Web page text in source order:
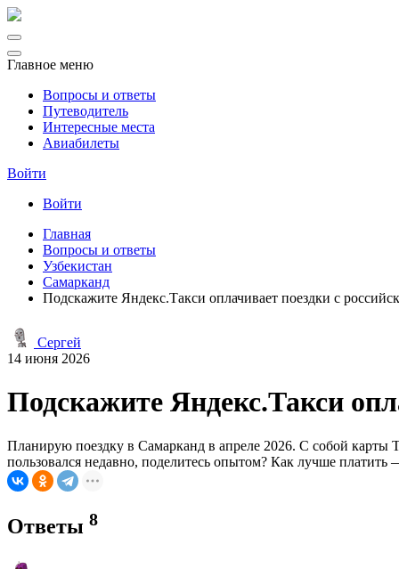
Главное меню
Вопросы и ответы
Путеводитель
Интересные места
Авиабилеты
Войти
Войти
Главная
Вопросы и ответы
Узбекистан
Самарканд
Подскажите Яндекс.Такси оплачивает поездки с
Сергей
14 июня 2026
Подскажите Яндекс.Такси
Планирую поездку в Самарканд в апреле 2026. С собой
пользовался недавно, поделитесь опытом? Как лучше
Ответы 8